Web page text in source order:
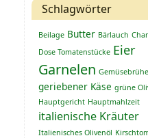
Schlagwörter
Beilage Butter Bärlauch
Dose Tomatenstücke Eier
Garnelen Gemüsebrühe
geriebener Käse grüne
Hauptgericht Hauptmahlzeit
italienische Kräuter
Italienisches Olivenöl